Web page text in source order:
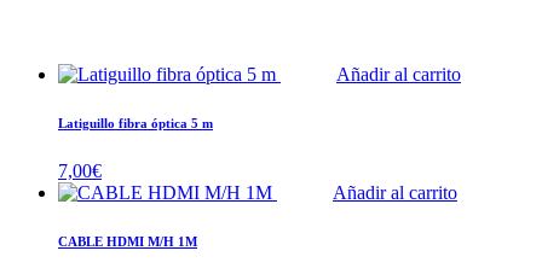
Añadir al carrito
Latiguillo fibra óptica 5 m
7,00€
Añadir al carrito
CABLE HDMI M/H 1M